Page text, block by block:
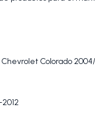
Colorado